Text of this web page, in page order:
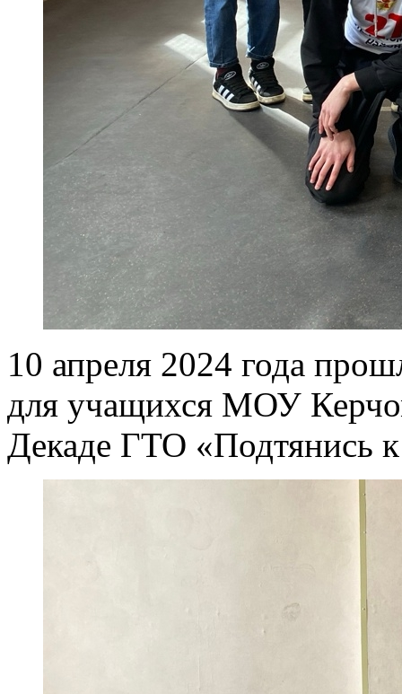
10 апреля 2024 года
для учащихся МОУ
Декаде ГТО «Подтянись